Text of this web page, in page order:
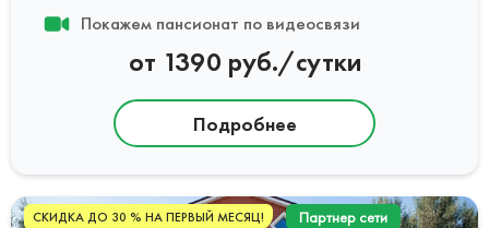
Покажем пансионат по видеосвязи
от 1390 руб./сутки
Подробнее
СКИДКА ДО 30 % НА ПЕРВЫЙ МЕСЯЦ! Партнер сети